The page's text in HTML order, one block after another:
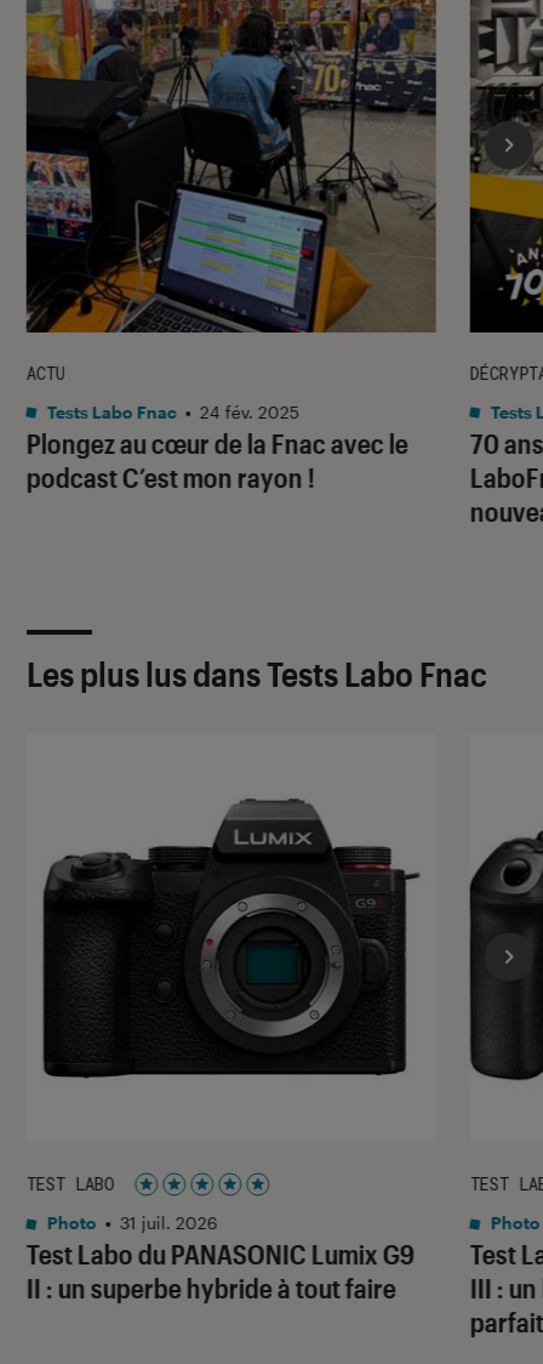
Plongez au cœur de la Fnac avec le
podcast C’est mon rayon !
ACTU
Tests Labo Fnac • 24 fév. 2025
70
Tests
Les plus lus dans Tests Labo Fnac
Test Labo du PANASONIC Lumix G9
II : un superbe hybride à tout faire
TEST LABO
Noté 5 étoiles sur 5
Photo • 31 juil. 2026
Test
III :
TEST
Photo